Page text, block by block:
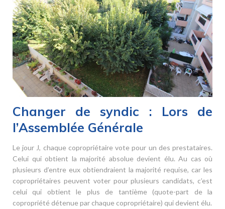
Changer de syndic : Lors de
l’Assemblée Générale
Le jour J, chaque copropriétaire vote pour un des prestataires.
Celui qui obtient la majorité absolue devient élu. Au cas où
plusieurs d’entre eux obtiendraient la majorité requise, car les
copropriétaires peuvent voter pour plusieurs candidats, c’est
celui qui obtient le plus de tantième (quote-part de la
copropriété détenue par chaque copropriétaire) qui devient élu.